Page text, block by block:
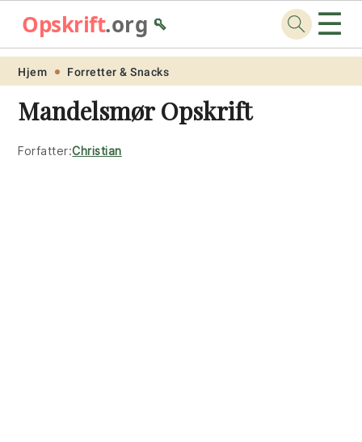
Skip
primary
navigation
Skip
main
content
Skip
primary
sidebar
Skip
footer
Opskrift.org🥄 ☰
Hjem Forretter & Snacks
Mandelsmør Opskrift
Forfatter:Christian